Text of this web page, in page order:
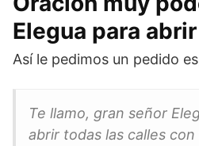
Elegua para
Así le pedimos un pedido
Te llamo, gran señor
abrir todas las calles